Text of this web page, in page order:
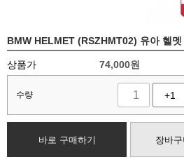
BMW HELMET (RSZHMT02) 유아 헬멧
상품가 74,000원
수량 +1
바로 구매하기 장바구